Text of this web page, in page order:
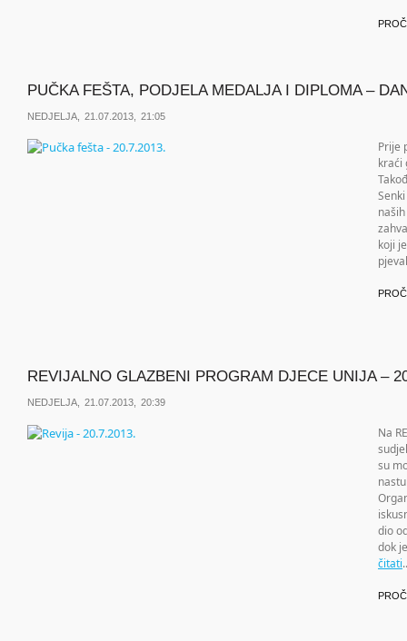
PUČKA FEŠTA, PODJELA MEDALJA I DIPLOMA –
NEDJELJA, 21.07.2013, 21:05
Prije
kraći
koji
REVIJALNO GLAZBENI PROGRAM DJECE UNIJA –
NEDJELJA, 21.07.2013, 20:39
Na
su
dio
dok
čitati